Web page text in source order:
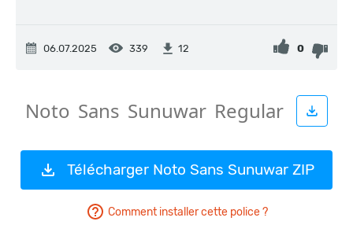
06.07.2025 339 12 0
Télécharger Noto Sans Sunuwar ZIP
Comment installer cette police ?